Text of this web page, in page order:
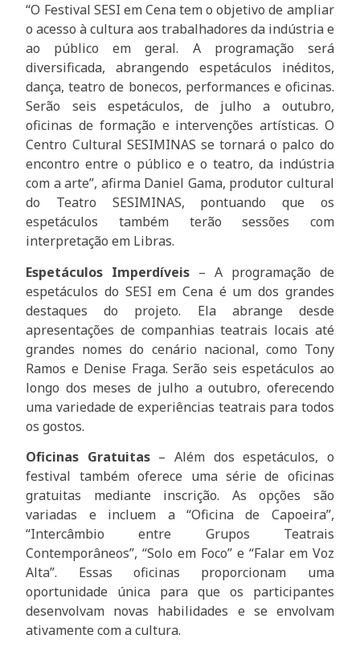
“O Festival SESI em Cena tem o objetivo de ampliar
o acesso à cultura aos trabalhadores da indústria e
ao público em geral. A programação será
diversificada, abrangendo espetáculos inéditos,
dança, teatro de bonecos, performances e oficinas.
Serão seis espetáculos, de julho a outubro,
oficinas de formação e intervenções artísticas. O
Centro Cultural SESIMINAS se tornará o palco do
encontro entre o público e o teatro, da indústria
com a arte”, afirma Daniel Gama, produtor cultural
do Teatro SESIMINAS, pontuando que os
espetáculos também terão sessões com
interpretação em Libras.
Espetáculos Imperdíveis – A programação de
espetáculos do SESI em Cena é um dos grandes
destaques do projeto. Ela abrange desde
apresentações de companhias teatrais locais até
grandes nomes do cenário nacional, como Tony
Ramos e Denise Fraga. Serão seis espetáculos ao
longo dos meses de julho a outubro, oferecendo
uma variedade de experiências teatrais para todos
os gostos.
Oficinas Gratuitas – Além dos espetáculos, o
festival também oferece uma série de oficinas
gratuitas mediante inscrição. As opções são
variadas e incluem a “Oficina de Capoeira”,
“Intercâmbio entre Grupos Teatrais
Contemporâneos”, “Solo em Foco” e “Falar em Voz
Alta”. Essas oficinas proporcionam uma
oportunidade única para que os participantes
desenvolvam novas habilidades e se envolvam
ativamente com a cultura.